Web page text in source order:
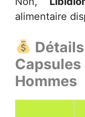
alimentaire
Hommes